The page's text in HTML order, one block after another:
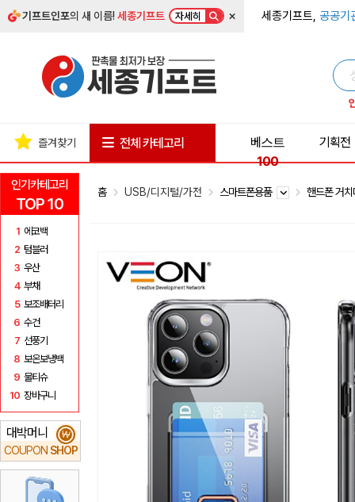
기프트인포의 새 이름!세종기프트 자세히 × 세종기프트, 공공기
인기카테고리
TOP 10
1 에코백
2 텀블러
3 우산
4 부채
5 보조배터리
6 수건
7 선풍기
8 보온보냉백
9 물티슈
10 장바구니
대박머니
COUPON SHOP
₩
즐겨찾기 전체 카테고리
베스트
100
기획전
홈 USB/디지털/가전 스마트폰용품 핸드폰 거